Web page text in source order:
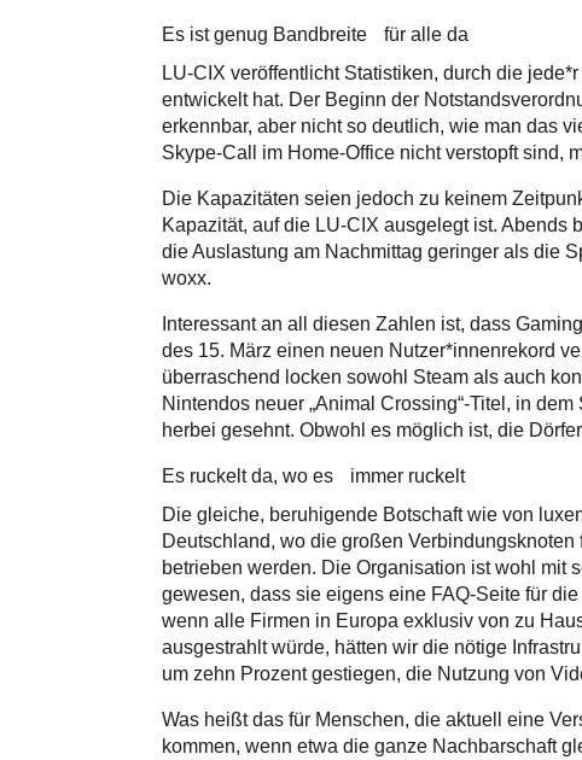
Es ist genug Bandbreite für alle da
LU-CIX veröffentlicht Statistiken, durch die
entwickelt hat. Der Beginn der
erkennbar, aber nicht so deutlich, wie man das
Skype-Call im Home-Office nicht verstopft sind,
Die Kapazitäten seien jedoch zu keinem
Kapazität, auf die LU-CIX ausgelegt ist. Abends
die Auslastung am Nachmittag geringer als die
woxx.
Interessant an all diesen Zahlen ist, dass
des 15. März einen neuen Nutzer*innenrekord
überraschend locken sowohl Steam als auch
Nintendos neuer „Animal Crossing“-Titel, in
herbei gesehnt. Obwohl es möglich ist, die
Es ruckelt da, wo es immer ruckelt
Die gleiche, beruhigende Botschaft wie von
Deutschland, wo die großen
betrieben werden. Die Organisation ist wohl mit
gewesen, dass sie eigens eine FAQ-Seite für
wenn alle Firmen in Europa exklusiv von zu
ausgestrahlt würde, hätten wir die nötige
um zehn Prozent gestiegen, die Nutzung von
Was heißt das für Menschen, die aktuell eine
kommen, wenn etwa die ganze Nachbarschaft